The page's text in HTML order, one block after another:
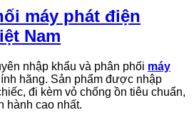
máy phát điện
Nam
nhập khẩu và phân phối máy
hãng. Sản phẩm được nhập
đi kèm vỏ chống ồn tiêu chuẩn,
hành cao nhất.